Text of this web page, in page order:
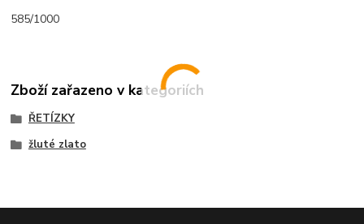
585/1000
Zboží zařazeno v kategoriích
ŘETÍZKY
žluté zlato